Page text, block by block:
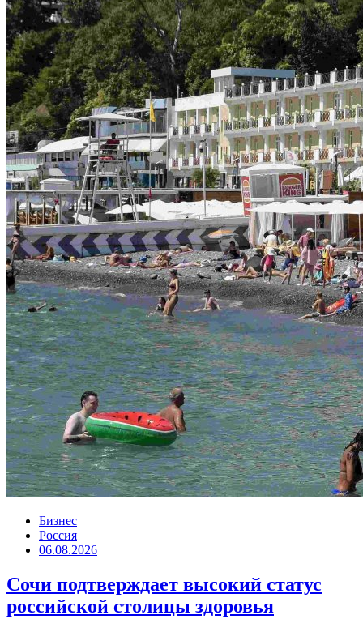
Бизнес
Россия
06.08.2026
Сочи подтверждает высокий статус
российской столицы здоровья